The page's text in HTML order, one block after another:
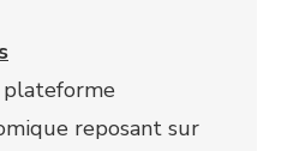
plateforme
reposant sur